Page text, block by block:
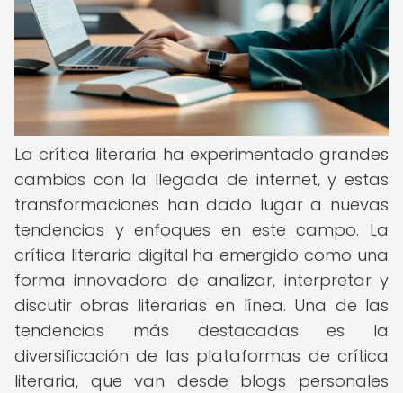
La crítica literaria ha experimentado grandes
cambios con la llegada de internet, y estas
transformaciones han dado lugar a nuevas
tendencias y enfoques en este campo. La
crítica literaria digital ha emergido como una
forma innovadora de analizar, interpretar y
discutir obras literarias en línea. Una de las
tendencias más destacadas es la
diversificación de las plataformas de crítica
literaria, que van desde blogs personales